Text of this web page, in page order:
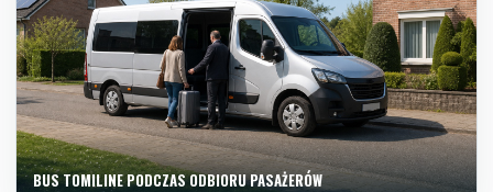
BUS TOMILINE PODCZAS ODBIORU PASAŻERÓW